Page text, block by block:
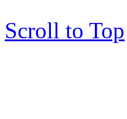
Scroll to Top